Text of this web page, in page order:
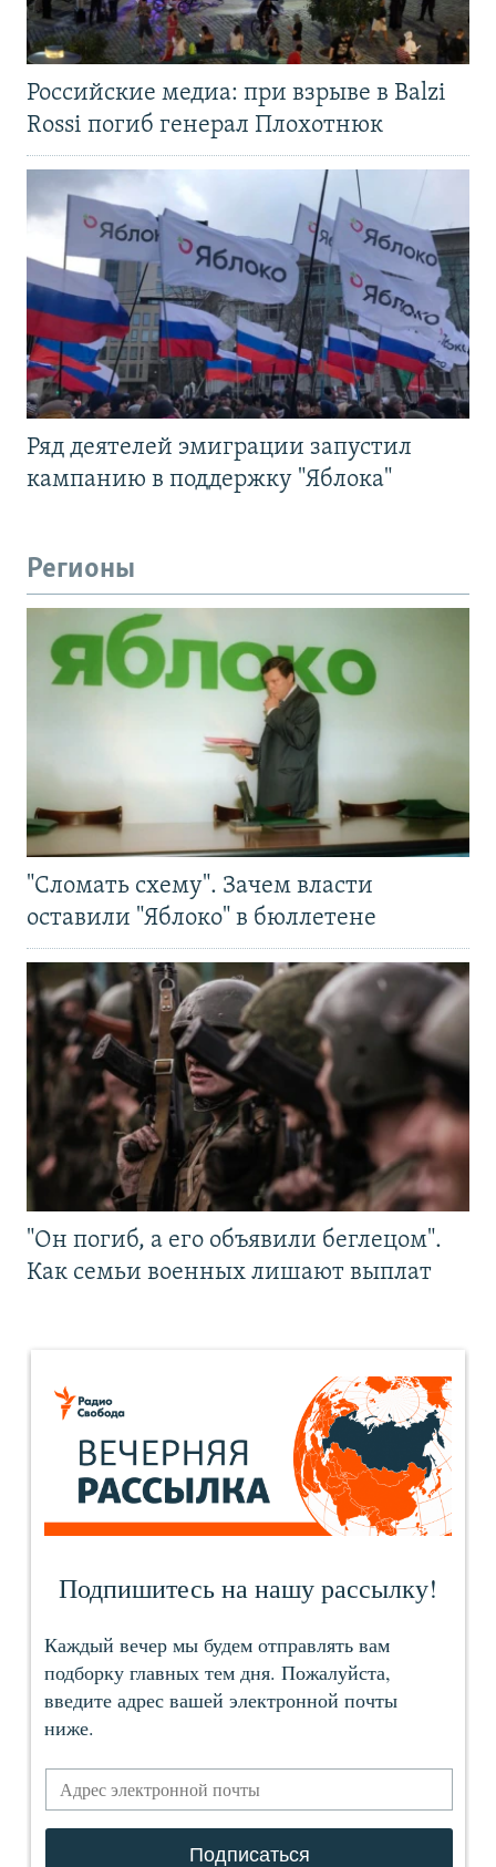
Российские медиа: при взрыве в Balzi
Rossi погиб генерал Плохотнюк
Ряд деятелей эмиграции запустил
кампанию в поддержку "Яблока"
Регионы
"Сломать схему". Зачем власти
оставили "Яблоко" в бюллетене
"Он погиб, а его объявили беглецом".
Как семьи военных лишают выплат